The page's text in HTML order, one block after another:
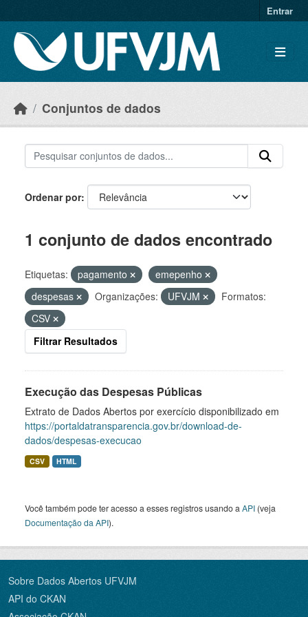
Entrar
Conjuntos de dados
Ordenar por
1 conjunto de dados encontrado
Etiquetas: pagamento
emepenho
despesas
Organizações: UFVJM
Formatos:
CSV
Filtrar Resultados
Execução das Despesas Públicas
Extrato de Dados Abertos por exercício disponibilizado em
https://portaldatransparencia.gov.br/download-de-
dados/despesas-execucao
CSV HTML
Você também pode ter acesso a esses registros usando a API (veja
Documentação da API).
Sobre Dados Abertos UFVJM
API do CKAN